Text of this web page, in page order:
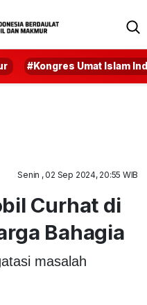
#Kongres Umat Islam
Senin , 02 Sep 2024, 20:55 WIB
Curhat di
Bahagia
masalah